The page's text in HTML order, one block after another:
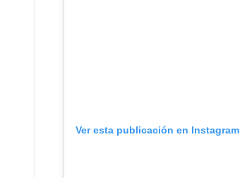
Ver esta publicación en Instagram